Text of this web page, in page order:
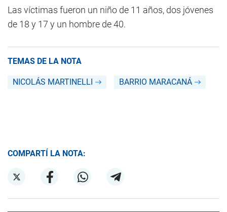
Las víctimas fueron un niño de 11 años, dos jóvenes
de 18 y 17 y un hombre de 40.
TEMAS DE LA NOTA
NICOLÁS MARTINELLI BARRIO MARACANÁ
COMPARTÍ LA NOTA: